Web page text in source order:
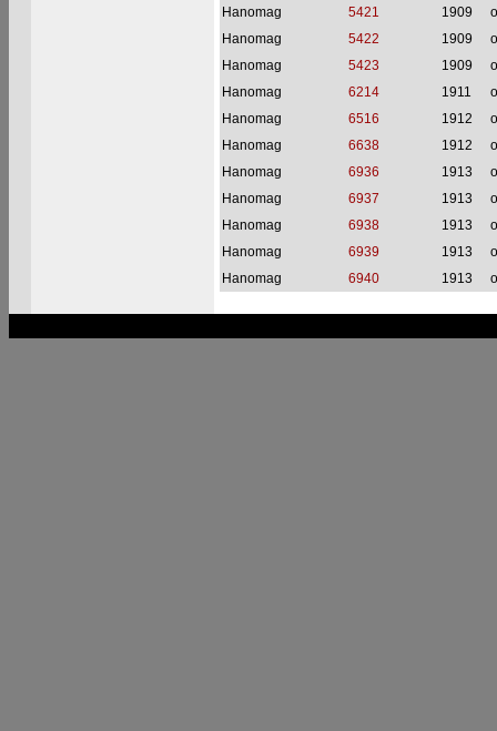
Hanomag
5421 1909
Hanomag
5422 1909
Hanomag
5423 1909
Hanomag
6214 1911
Hanomag
6516 1912
Hanomag
6638 1912
Hanomag
6936 1913
Hanomag
6937 1913
Hanomag
6938 1913
Hanomag
6939 1913
Hanomag
6940 1913